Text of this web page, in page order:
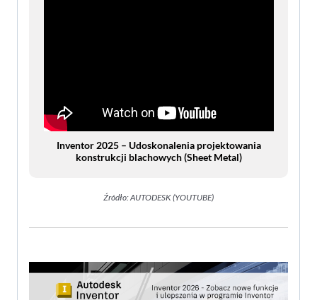
Inventor 2025 – Udoskonalenia projektowania
konstrukcji blachowych (Sheet Metal)
Źródło: AUTODESK (YOUTUBE)